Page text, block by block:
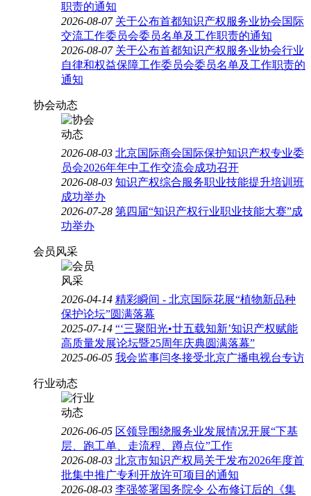
职责的通知
2026-08-07 关于公布首都知识产权服务业协会国际
交流工作委员会委员名单及工作职责的通知
2026-08-07 关于公布首都知识产权服务业协会行业
自律和权益保障工作委员会委员名单及工作职责的
通知
协会动态
2026-08-03 北京国际商会国际保护知识产权专业委
员会2026年年中工作交流会成功召开
2026-08-03 知识产权综合服务职业技能提升培训班
成功举办
2026-07-28 第四届“知识产权行业职业技能大赛”成
功举办
会员风采
2026-04-14 精彩瞬间 - 北京国际花展“植物新品种
保护论坛”圆满落幕
2025-07-14 “‘三聚阳光•廿五载知新’知识产权赋能
高质量发展论坛暨25周年庆典圆满落幕”
2025-06-05 我会监事闫冬接受北京广播电视台专访
行业动态
2026-06-05 区领导围绕服务业发展情况开展“下基
层、跑工单、走流程、蹲点位”工作
2026-08-03 北京市知识产权局关于发布2026年度首
批集中推广专利开放许可项目的通知
2026-08-03 李强签署国务院令 公布修订后的《集